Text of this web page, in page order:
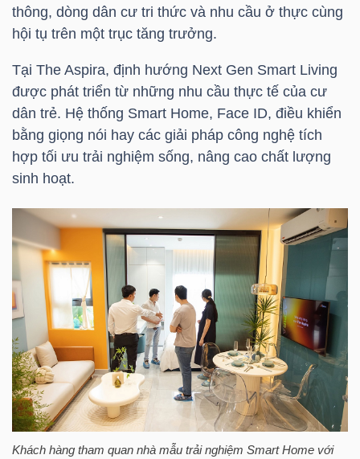
thông, dòng dân cư tri thức và nhu cầu ở thực cùng
hội tụ trên một trục tăng trưởng.
Tại The Aspira, định hướng Next Gen Smart Living
được phát triển từ những nhu cầu thực tế của cư
dân trẻ. Hệ thống Smart Home, Face ID, điều khiển
bằng giọng nói hay các giải pháp công nghệ tích
hợp tối ưu trải nghiệm sống, nâng cao chất lượng
sinh hoạt.
Khách hàng tham quan nhà mẫu trải nghiệm Smart Home với
YẾU
TIÊU
DÙNG
THIẾT
YẾU
CHĂM
SÓC
SỨC
KHỎE